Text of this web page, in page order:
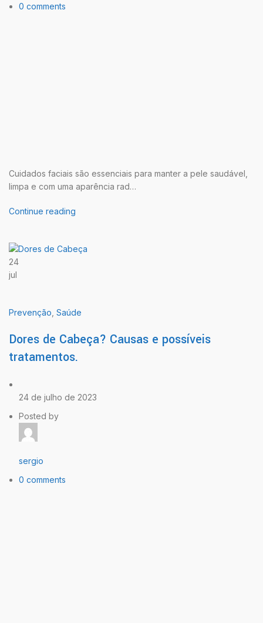
0 comments
Cuidados faciais são essenciais para manter a pele saudável,
limpa e com uma aparência rad…
Continue reading
24
jul
Prevenção Saúde
Dores de Cabeça? Causas e possíveis
tratamentos.
24 de julho de 2023
Posted by
sergio
0 comments